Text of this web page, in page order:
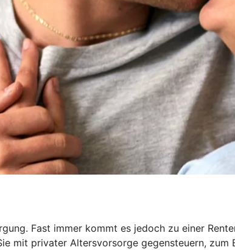
Fast immer kommt es jedoch zu einer
mit privater Altersvorsorge gegensteuern, zum